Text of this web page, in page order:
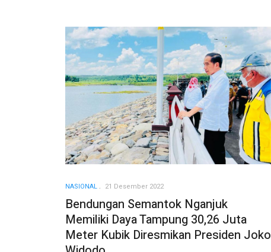
NASIONAL 21 Desember 2022
Bendungan Semantok Nganjuk
Memiliki Daya Tampung 30,26 Juta
Meter Kubik Diresmikan Presiden Joko